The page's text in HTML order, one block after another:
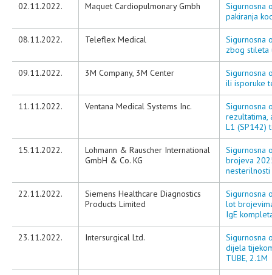
02.11.2022. Maquet Cardiopulmonary Gmbh
Sigurnosna
pakiranja
08.11.2022. Teleflex Medical
Sigurnosna
zbog stileta
09.11.2022. 3M Company, 3M Center
Sigurnosna
ili isporuke
11.11.2022. Ventana Medical Systems Inc.
Sigurnosna
rezultatima,
L1 (SP142)
15.11.2022.
Lohmann & Rauscher International
GmbH & Co. KG
Sigurnosna
brojeva
nesterilnosti
22.11.2022.
Siemens Healthcare Diagnostics
Products Limited
Sigurnosna
lot
IgE
23.11.2022. Intersurgical Ltd.
Sigurnosna
dijela
TUBE, 2.1M